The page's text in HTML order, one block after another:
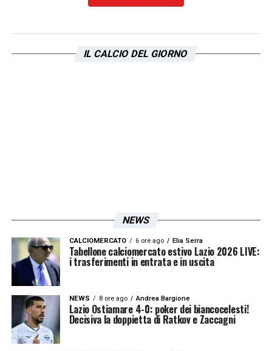
video promozionale dell’album sui social.
la propria figurina: «Mamma mia, fa
IL CALCIO DEL GIORNO
NEWS
CALCIOMERCATO 6 ore ago Elia Serra
Tabellone calciomercato estivo Lazio 2026 LIVE:
i trasferimenti in entrata e in uscita
NEWS 8 ore ago Andrea Bargione
Lazio Ostiamare 4-0: poker dei biancocelesti!
Decisiva la doppietta di Ratkov e Zaccagni